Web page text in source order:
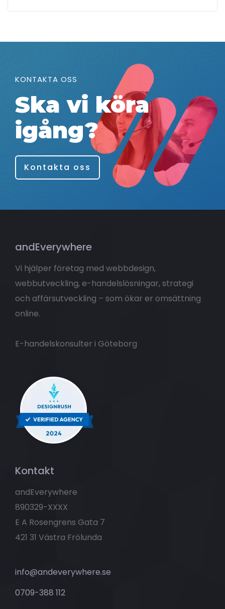
KONTAKTA OSS
Ska vi köra
igång?
Kontakta oss
andEverywhere
Vi hjälper företag med webbdesign,
webbutveckling, e-handelslösningar, strategi
och affärsutveckling – som ökar er omsättning
online.
E-handelskonsulter i Göteborg
Kontakt
andEverywhere
890329-XXXX
E A Rosengrens Gata 7
421 31 Västra Frölunda
info@andeverywhere.se
0709-388 112